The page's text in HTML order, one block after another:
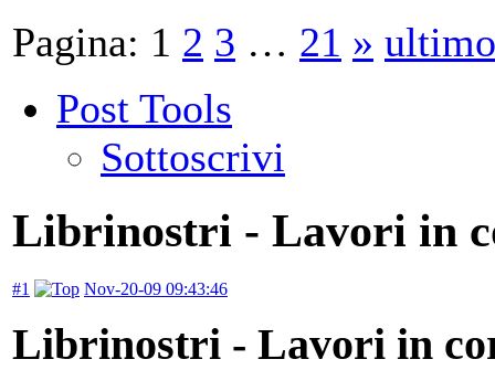
Pagina: 1 2 3 … 21 » ultimo
Post Tools
Sottoscrivi
Librinostri - Lavori in
#1 Nov-20-09 09:43:46
Librinostri - Lavori in